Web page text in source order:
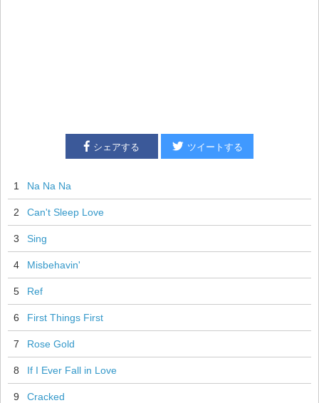
シェアする ツイートする
1 Na Na Na
2 Can't Sleep Love
3 Sing
4 Misbehavin'
5 Ref
6 First Things First
7 Rose Gold
8 If I Ever Fall in Love
9 Cracked